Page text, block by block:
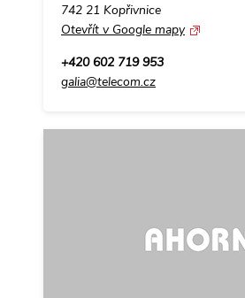
742 21 Kopřivnice
Otevřít v Google mapy
+420 602 719 953
galia@telecom.cz